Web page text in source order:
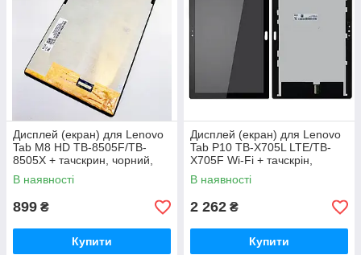
Дисплей (екран) для Lenovo
Tab M8 HD TB-8505F/TB-
8505X + тачскрин, чорний,
оригінал (54) зелений шлейф
В наявності
899 ₴
Купити
Дисплей (екран) для Lenovo
Tab P10 TB-X705L LTE/TB-
X705F Wi-Fi + тачскрін,
чорний, оригінал (Китай)
В наявності
2 262 ₴
Купити